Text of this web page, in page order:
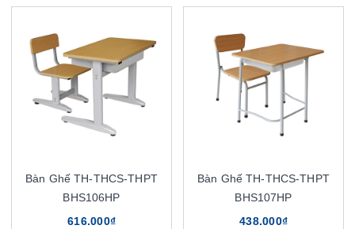
Bàn Ghế TH-THCS-THPT
BHS106HP
616.000₫
Bàn Ghế TH-THCS-THPT
BHS107HP
438.000₫